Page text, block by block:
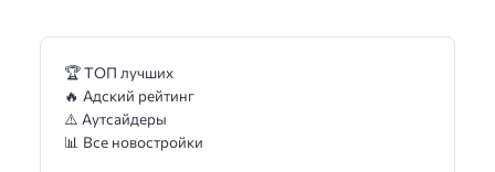
🏆 ТОП лучших
🔥 Адский рейтинг
⚠️ Аутсайдеры
📊 Все новостройки